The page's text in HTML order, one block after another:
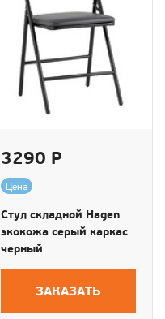
3290 Р
Цена
Стул складной Hagen
экокожа серый каркас
черный
ЗАКАЗАТЬ